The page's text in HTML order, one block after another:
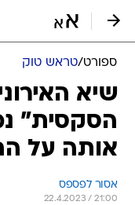
ספורט/טראש טוק
שיא
הסקסית"
אותה על
אסור לפספס
22.4.2023 / 21:00